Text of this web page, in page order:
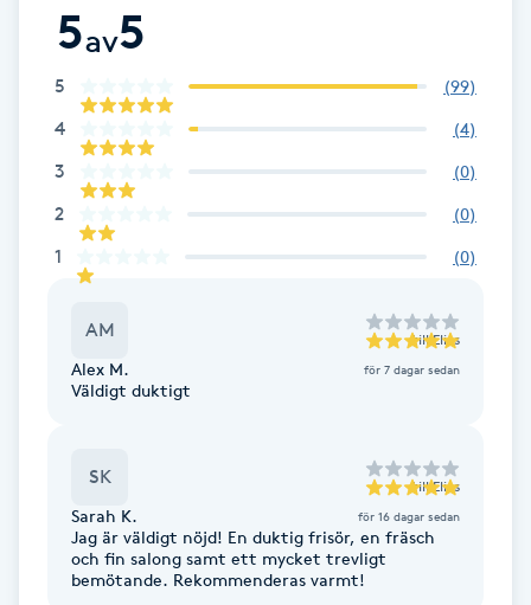
Face framing
Faceliftmassage
Fettreducering
Fotmassage
5av5
5 (99)
4 (4)
3 (0)
2 (0)
1 (0)
AM till Elias
Alex M. för 7 dagar sedan
Väldigt duktigt
SK till Elias
Sarah K. för 16 dagar sedan
Jag är väldigt nöjd! En duktig frisör, en fräsch
och fin salong samt ett mycket trevligt
bemötande. Rekommenderas varmt!